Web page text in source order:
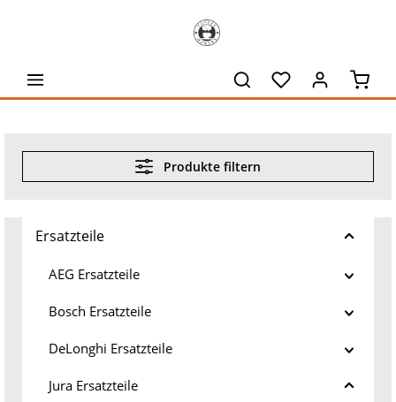
Produkte filtern
Ersatzteile
AEG Ersatzteile
Bosch Ersatzteile
DeLonghi Ersatzteile
Jura Ersatzteile